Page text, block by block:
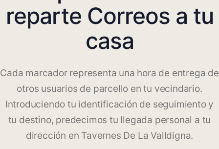
reparte Correos a tu
casa
Cada marcador representa una hora de entrega de
otros usuarios de parcello en tu vecindario.
Introduciendo tu identificación de seguimiento y
tu destino, predecimos tu llegada personal a tu
dirección en Tavernes De La Valldigna.